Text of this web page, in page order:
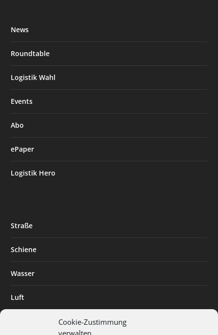
Cookie-Zustimmung
News
Roundtable
Logistik Wahl
Events
Abo
ePaper
Logistik Hero
Straße
Schiene
Wasser
Luft